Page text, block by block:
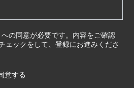
への同意が必要です。内容をご確認
ェックをして、登録にお進みくださ
意する